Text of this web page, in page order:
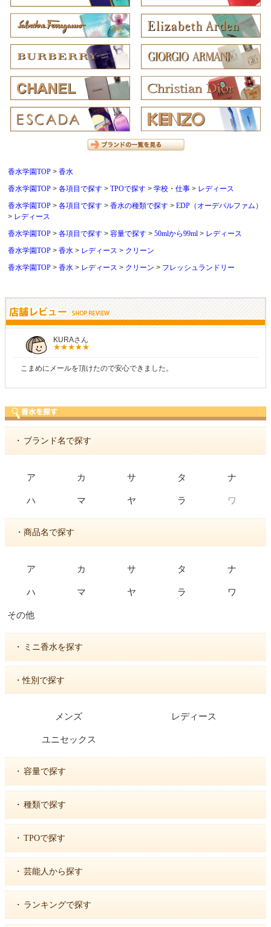
香水学園TOP
香水
香水学園TOP
各項目で探す TPOで探す 学校・仕事
レディース
香水学園TOP
各項目で探す 香水の種類で探す
EDP（オーデパルファム）
レディース
香水学園TOP
各項目で探す 容量で探す 50mlから99ml
レディース
香水学園TOP
香水 レディース
クリーン
香水学園TOP
香水 レディース クリーン フレッシュランドリー
商品が早く届いたのでよかったです。また利
・ ブランド名で探す
ア カ サ タ ナ
ハ マ ヤ ラ ワ
・商品名で探す
ア カ サ タ ナ
ハ マ ヤ ラ ワ
その他
・ ミニ香水を探す
・性別で探す
メンズ レディース
ユニセックス
・ 容量で探す
・ 種類で探す
・ TPOで探す
・ 芸能人から探す
・ ランキングで探す